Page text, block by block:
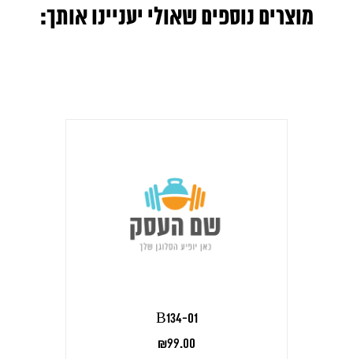
מוצרים נוספים שאולי יעניינו אותך:
B134-01
₪99.00